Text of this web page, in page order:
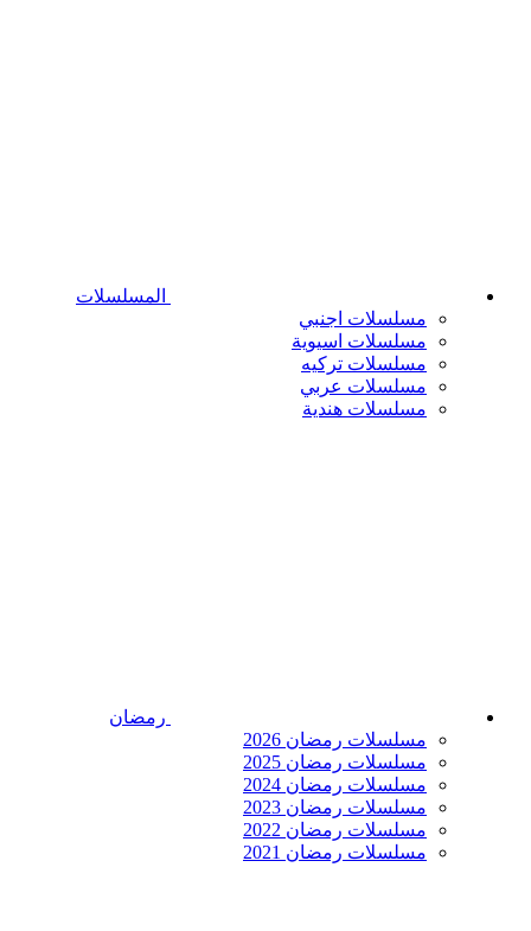
المسلسلات
مسلسلات اجنبي
مسلسلات اسيوية
مسلسلات تركيه
مسلسلات عربي
مسلسلات هندية
رمضان
مسلسلات رمضان 2026
مسلسلات رمضان 2025
مسلسلات رمضان 2024
مسلسلات رمضان 2023
مسلسلات رمضان 2022
مسلسلات رمضان 2021